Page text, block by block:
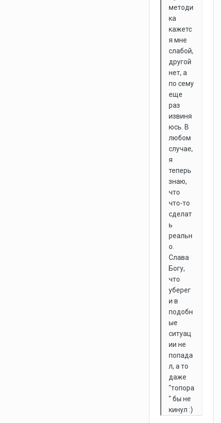
методи
ка
кажетс
я мне
слабой,
другой
нет, а
по сему
еще
раз
извиня
юсь. В
любом
случае,
я
теперь
знаю,
что
что-то
сделат
ь
реальн
о.
Слава
Богу,
что
уберег
и в
подобн
ые
ситуац
ии не
попада
л, а то
даже
"топора
" бы не
кинул :)